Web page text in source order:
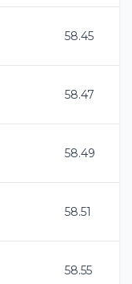
58.45
58.47
58.49
58.51
58.55